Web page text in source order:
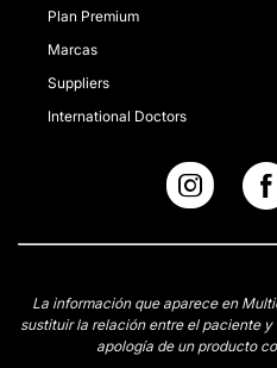
Plan Premium
Marcas
Suppliers
International Doctors
La información que aparece en
sustituir la relación entre el paciente
apología de un producto